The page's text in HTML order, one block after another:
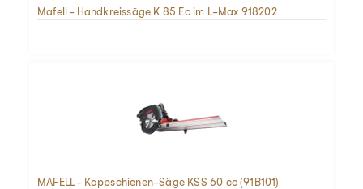
Mafell - Handkreissäge K 85 Ec im L-Max 918202
MAFELL - Kappschienen-Säge KSS 60 cc (91B101)